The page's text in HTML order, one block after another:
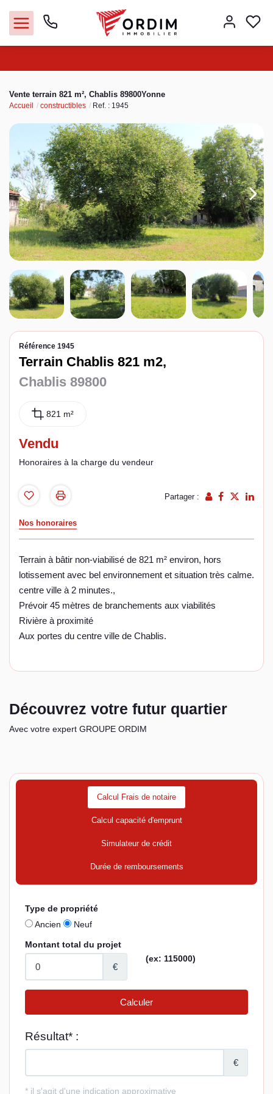
Acheter
Louer
Vendre
Immobilier pro
Faire gérer
Syndic
Espace client
Vente terrain 821 m², Chablis 89800Yonne
Accueil constructibles Ref. : 1945
Référence 1945
Terrain Chablis 821 m2,
Chablis 89800
821 m²
Vendu
Honoraires à la charge du vendeur
Partager :
Nos honoraires
Terrain à bâtir non-viabilisé de 821 m² environ, hors
lotissement avec bel environnement et situation très calme.
centre ville à 2 minutes.,
Prévoir 45 mètres de branchements aux viabilités
Rivière à proximité
Aux portes du centre ville de Chablis.
Découvrez votre futur quartier
Avec votre expert GROUPE ORDIM
Calcul Frais de notaire
Calcul capacité d'emprunt
Simulateur de crédit
Durée de remboursements